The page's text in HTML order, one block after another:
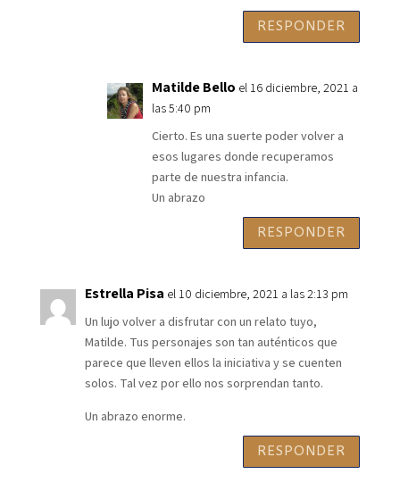
RESPONDER
Matilde Bello el 16 diciembre, 2021 a
las 5:40 pm
Cierto. Es una suerte poder volver a
esos lugares donde recuperamos
parte de nuestra infancia.
Un abrazo
RESPONDER
Estrella Pisa el 10 diciembre, 2021 a las 2:13 pm
Un lujo volver a disfrutar con un relato tuyo,
Matilde. Tus personajes son tan auténticos que
parece que lleven ellos la iniciativa y se cuenten
solos. Tal vez por ello nos sorprendan tanto.
Un abrazo enorme.
RESPONDER